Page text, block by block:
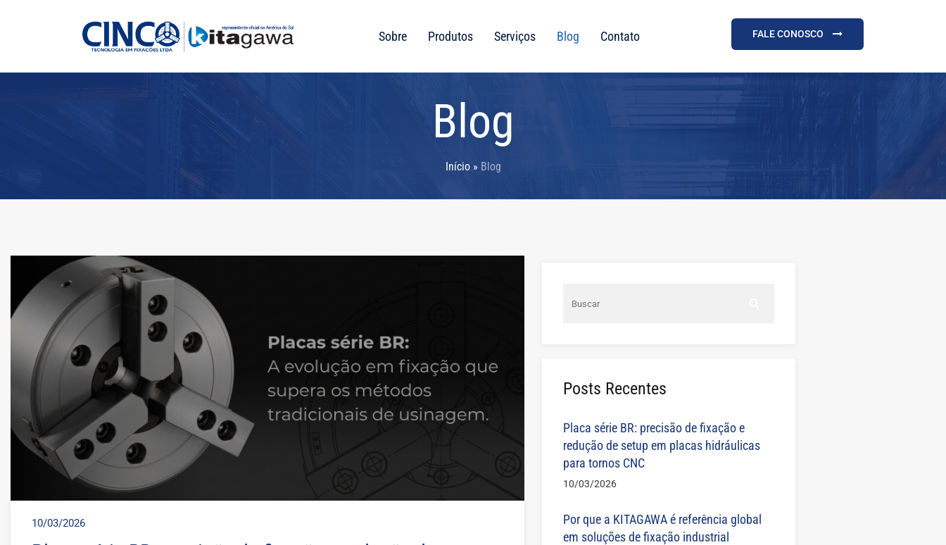
FALE CONOSCO
Sobre Produtos Serviços Blog Contato
Blog
Início» Blog
10/03/2026
Posts Recentes
Placa série BR: precisão de fixação e
redução de setup em placas hidráulicas
para tornos CNC
10/03/2026
Por que a KITAGAWA é referência global
em soluções de fixação industrial